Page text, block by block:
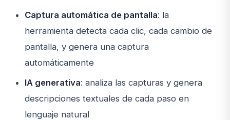
Captura automática de pantalla: la
herramienta detecta cada clic, cada cambio de
pantalla, y genera una captura
automáticamente
IA generativa: analiza las capturas y genera
descripciones textuales de cada paso en
lenguaje natural